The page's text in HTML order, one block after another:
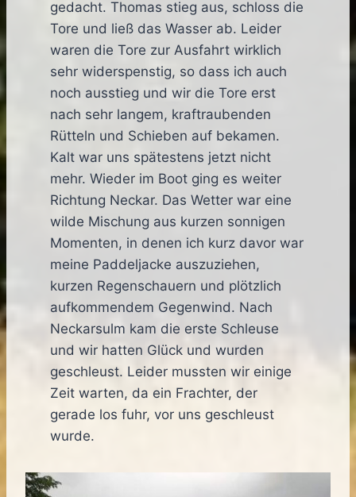
gedacht. Thomas stieg aus, schloss die
Tore und ließ das Wasser ab. Leider
waren die Tore zur Ausfahrt wirklich
sehr widerspenstig, so dass ich auch
noch ausstieg und wir die Tore erst
nach sehr langem, kraftraubenden
Rütteln und Schieben auf bekamen.
Kalt war uns spätestens jetzt nicht
mehr. Wieder im Boot ging es weiter
Richtung Neckar. Das Wetter war eine
wilde Mischung aus kurzen sonnigen
Momenten, in denen ich kurz davor war
meine Paddeljacke auszuziehen,
kurzen Regenschauern und plötzlich
aufkommendem Gegenwind. Nach
Neckarsulm kam die erste Schleuse
und wir hatten Glück und wurden
geschleust. Leider mussten wir einige
Zeit warten, da ein Frachter, der
gerade los fuhr, vor uns geschleust
wurde.